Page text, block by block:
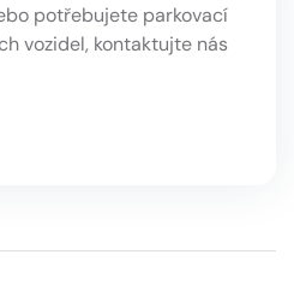
potřebujete parkovací
vozidel, kontaktujte nás